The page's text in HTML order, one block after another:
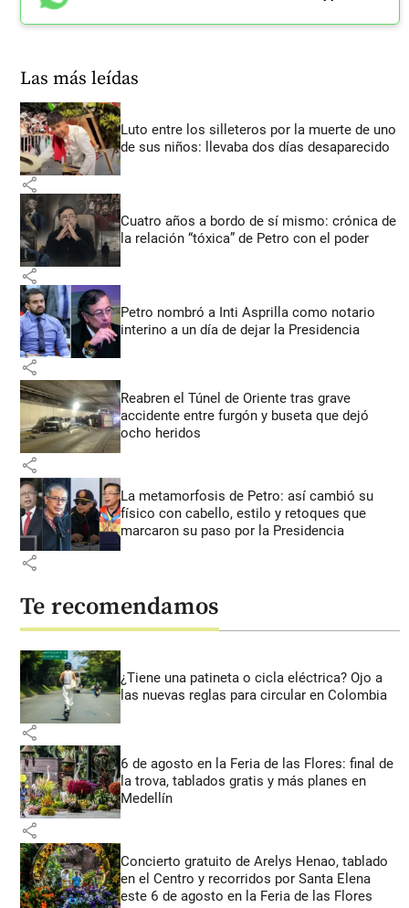
Las más leídas
Luto entre los silleteros por la muerte de uno
de sus niños: llevaba dos días desaparecido
share
Cuatro años a bordo de sí mismo: crónica de
la relación “tóxica” de Petro con el poder
share
Petro nombró a Inti Asprilla como notario
interino a un día de dejar la Presidencia
share
Reabren el Túnel de Oriente tras grave
accidente entre furgón y buseta que dejó
ocho heridos
share
La metamorfosis de Petro: así cambió su
físico con cabello, estilo y retoques que
marcaron su paso por la Presidencia
share
Te recomendamos
¿Tiene una patineta o cicla eléctrica? Ojo a
las nuevas reglas para circular en Colombia
share
6 de agosto en la Feria de las Flores: final de
la trova, tablados gratis y más planes en
Medellín
share
Concierto gratuito de Arelys Henao, tablado
en el Centro y recorridos por Santa Elena
este 6 de agosto en la Feria de las Flores